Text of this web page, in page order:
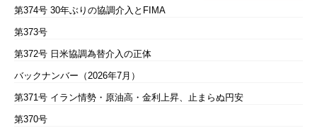
第374号 30年ぶりの協調介入とFIMA
第373号
第372号 日米協調為替介入の正体
バックナンバー（2026年7月）
第371号 イラン情勢・原油高・金利上昇、止まらぬ円安
第370号